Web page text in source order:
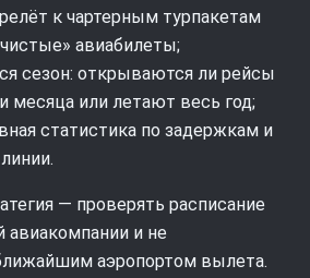
к чартерным турпакетам
авиабилеты;
сезон: открываются ли рейсы
месяца или летают весь год;
статистика по задержкам и
— проверять расписание
авиакомпании и не
аэропортом вылета.